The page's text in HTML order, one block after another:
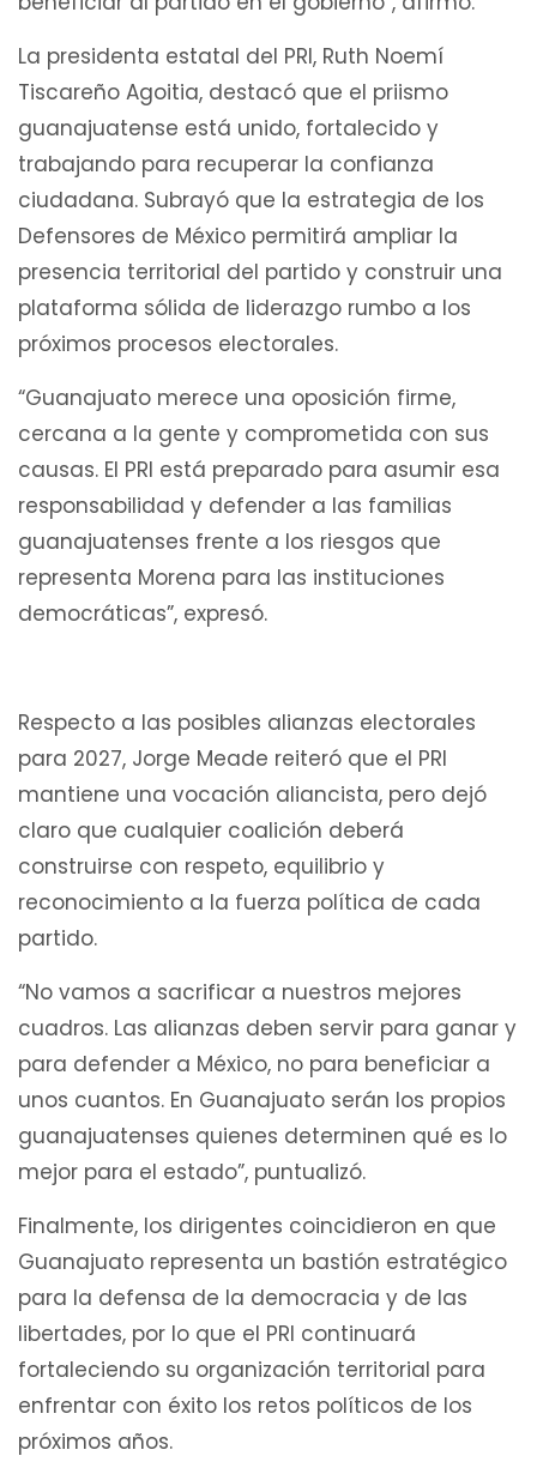
La presidenta estatal del PRI, Ruth Noemí
Tiscareño Agoitia, destacó que el priismo
guanajuatense está unido, fortalecido y
trabajando para recuperar la confianza
ciudadana. Subrayó que la estrategia de los
Defensores de México permitirá ampliar la
presencia territorial del partido y construir una
plataforma sólida de liderazgo rumbo a los
próximos procesos electorales.
“Guanajuato merece una oposición firme,
cercana a la gente y comprometida con sus
causas. El PRI está preparado para asumir esa
responsabilidad y defender a las familias
guanajuatenses frente a los riesgos que
representa Morena para las instituciones
democráticas”, expresó.
Respecto a las posibles alianzas electorales
para 2027, Jorge Meade reiteró que el PRI
mantiene una vocación aliancista, pero dejó
claro que cualquier coalición deberá
construirse con respeto, equilibrio y
reconocimiento a la fuerza política de cada
partido.
“No vamos a sacrificar a nuestros mejores
cuadros. Las alianzas deben servir para ganar y
para defender a México, no para beneficiar a
unos cuantos. En Guanajuato serán los propios
guanajuatenses quienes determinen qué es lo
mejor para el estado”, puntualizó.
Finalmente, los dirigentes coincidieron en que
Guanajuato representa un bastión estratégico
para la defensa de la democracia y de las
libertades, por lo que el PRI continuará
fortaleciendo su organización territorial para
enfrentar con éxito los retos políticos de los
próximos años.